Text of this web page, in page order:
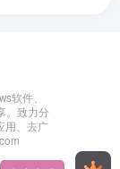
软件、
。致力分
用、去广